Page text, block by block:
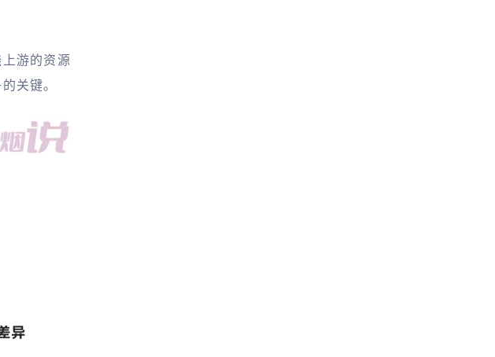
游的资源
关键。